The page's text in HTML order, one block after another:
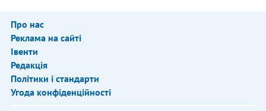
Про нас
Реклама на сайті
Івенти
Редакція
Політики і стандарти
Угода конфіденційності